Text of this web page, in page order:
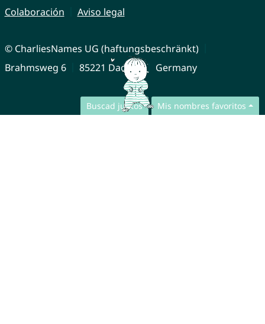
Buscad juntos Mis nombres favoritos
Colaboración
Aviso legal
© CharliesNames UG (haftungsbeschränkt)
Brahmsweg 6
85221 Dachau Germany